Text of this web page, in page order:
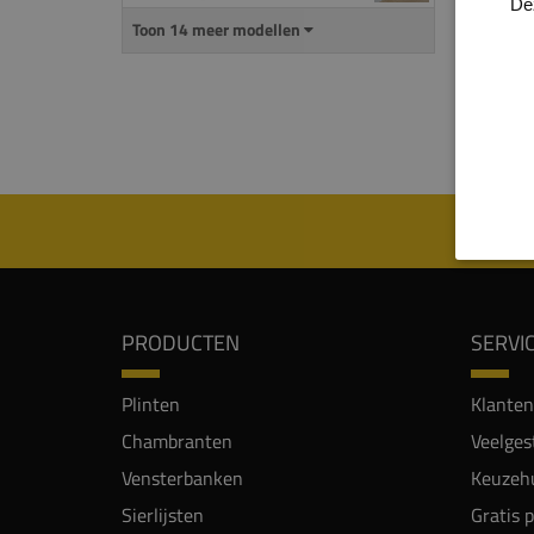
Toon 14 meer modellen
PRODUCTEN
Plinten
Chambranten
Vensterbanken
Sierlijsten
Gratis